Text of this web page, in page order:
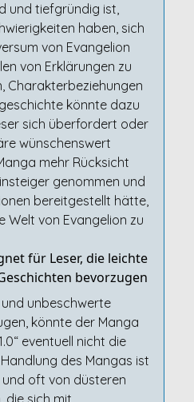
und tiefgründig ist,
haben, sich
von Evangelion
von Erklärungen zu
Charakterbeziehungen
könnte dazu
sich überfordert oder
wünschenswert
mehr Rücksicht
genommen und
bereitgestellt hätte,
Welt von Evangelion zu
für Leser, die leichte
bevorzugen
unbeschwerte
könnte der Manga
eventuell nicht die
des Mangas ist
oft von düsteren
die sich mit